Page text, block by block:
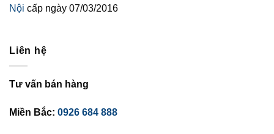
Nội cấp ngày 07/03/2016
Liên hệ
Tư vấn bán hàng
Miền Bắc: 0926 684 888